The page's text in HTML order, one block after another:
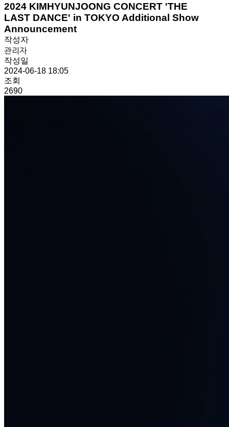
2024 KIMHYUNJOONG CONCERT 'THE
LAST DANCE' in TOKYO Additional Show
Announcement
작성자
관리자
작성일
2024-06-18 18:05
조회
2690